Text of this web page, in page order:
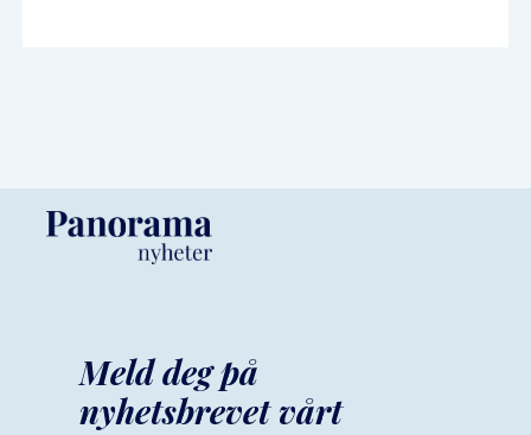
Meld deg på
nyhetsbrevet vårt